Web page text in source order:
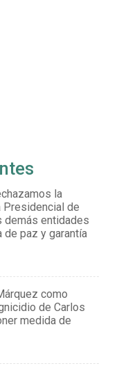
la
Presidencial de
demás entidades
de paz y garantía
como
de Carlos
medida de